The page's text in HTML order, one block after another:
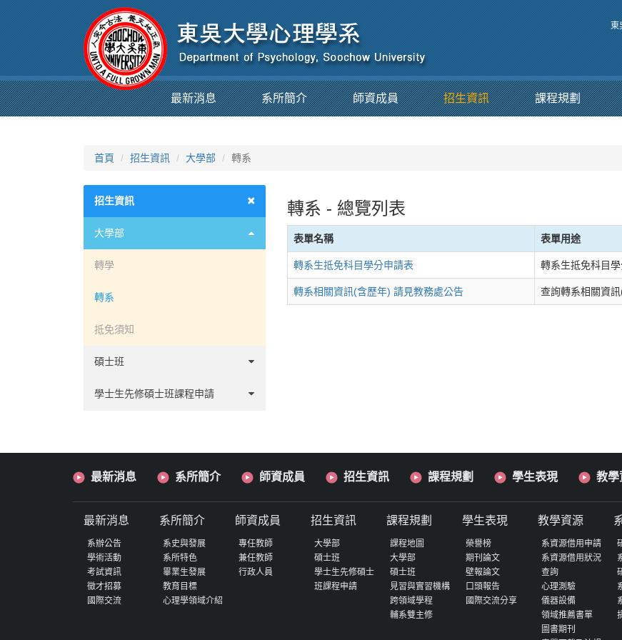
東
最新消息 系所簡介 師資成員 招生資訊 課程規劃
首頁 招生資訊 大學部 轉系
招生資訊
大學部
轉學
轉系
抵免須知
碩士班
甄試
學士生先修碩士班課程申請
轉系 - 總覽列表
表單名稱 表單用途
轉系生抵免科目學分申請表 轉系生抵免科目
轉系相關資訊(含歷年) 請見教務處公告 查詢轉系相關資
最新消息 系所簡介 師資成員 招生資訊 課程規劃 學生表現 教學
最新消息
系辦公告
學術活動
考試資訊
徵才招募
國際交流
系所簡介
系史與發展
系所特色
畢業生發展
教育目標
心理學領域介紹
師資成員
專任教師
兼任教師
行政人員
招生資訊
大學部
碩士班
學士生先修碩士
班課程申請
課程規劃
課程地圖
大學部
碩士班
見習與實習機構
跨領域學程
輔系雙主修
學生表現
榮譽榜
期刊論文
壁報論文
口頭報告
國際交流分享
教學資源
系資源借用申請
系資源借用狀況
查詢
心理測驗
儀器設備
領域推薦書單
圖書期刊